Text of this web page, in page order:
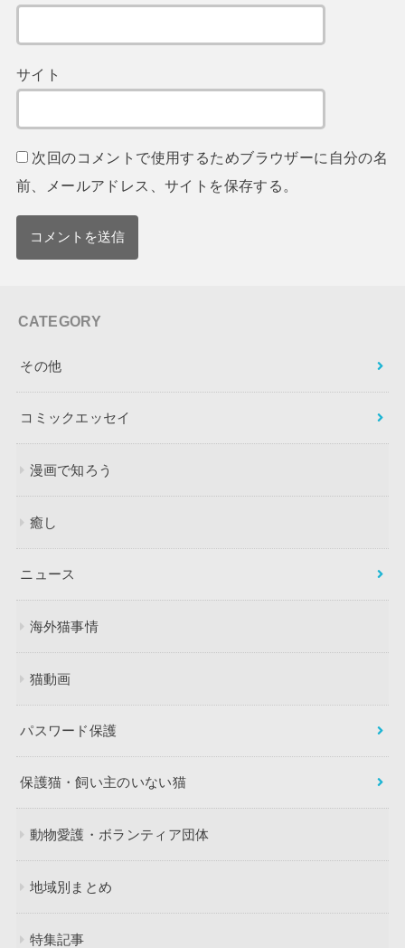
サイト
次回のコメントで使用するためブラウザーに自分の名
前、メールアドレス、サイトを保存する。
CATEGORY
その他
コミックエッセイ
漫画で知ろう
癒し
ニュース
海外猫事情
猫動画
パスワード保護
保護猫・飼い主のいない猫
動物愛護・ボランティア団体
地域別まとめ
特集記事